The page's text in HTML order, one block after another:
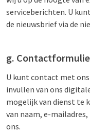
serviceberichten. U
de nieuwsbrief via de
g.
U kunt contact met
invullen van ons
mogelijk van dienst te
van naam, e-
ons.